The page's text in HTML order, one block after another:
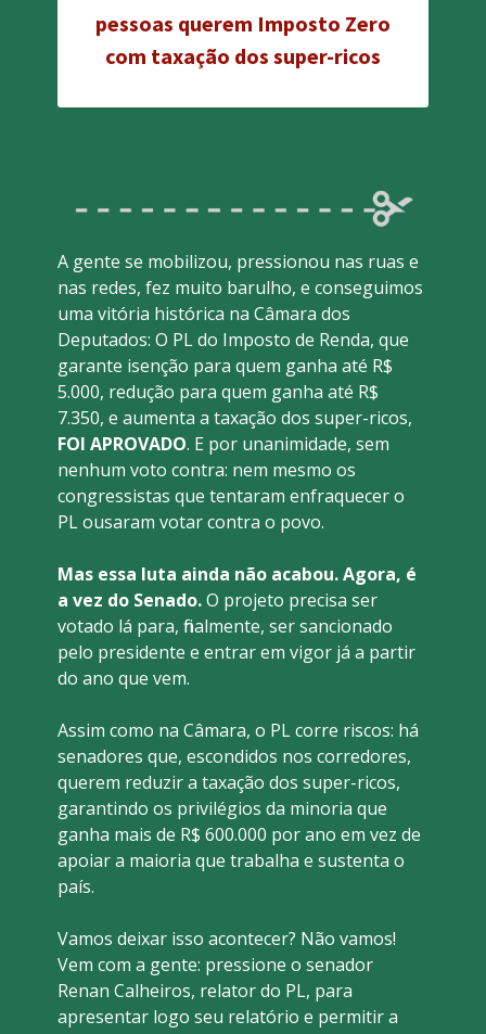
pessoas querem Imposto Zero
com taxação dos super-ricos
A gente se mobilizou, pressionou nas ruas e
nas redes, fez muito barulho, e conseguimos
uma vitória histórica na Câmara dos
Deputados: O PL do Imposto de Renda, que
garante isenção para quem ganha até R$
5.000, redução para quem ganha até R$
FOI APROVADO. E por unanimidade, sem
nenhum voto contra: nem mesmo os
congressistas que tentaram enfraquecer o
PL ousaram votar contra o povo.
Mas essa luta ainda não acabou. Agora, é
a vez do Senado. O projeto precisa ser
votado lá para, finalmente, ser sancionado
pelo presidente e entrar em vigor já a partir
do ano que vem.
Assim como na Câmara, o PL corre riscos: há
senadores que, escondidos nos corredores,
querem reduzir a taxação dos super-ricos,
garantindo os privilégios da minoria que
ganha mais de R$ 600.000 por ano em vez de
apoiar a maioria que trabalha e sustenta o
país.
Vamos deixar isso acontecer? Não vamos!
Vem com a gente: pressione o senador
Renan Calheiros, relator do PL, para
apresentar logo seu relatório e permitir a